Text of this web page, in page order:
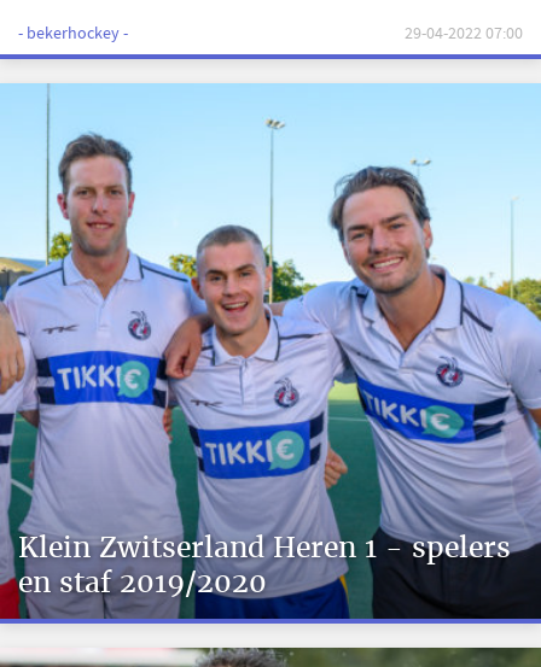
- bekerhockey - 29-04-2022 07:00
Klein Zwitserland Heren 1 - spelers
en staf 2019/2020